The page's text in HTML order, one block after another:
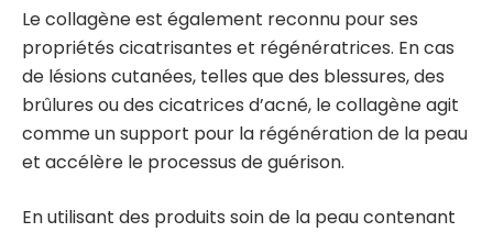
Le collagène est également reconnu pour ses
propriétés cicatrisantes et régénératrices. En cas
de lésions cutanées, telles que des blessures, des
brûlures ou des cicatrices d’acné, le collagène agit
comme un support pour la régénération de la peau
et accélère le processus de guérison.
En utilisant des produits soin de la peau contenant